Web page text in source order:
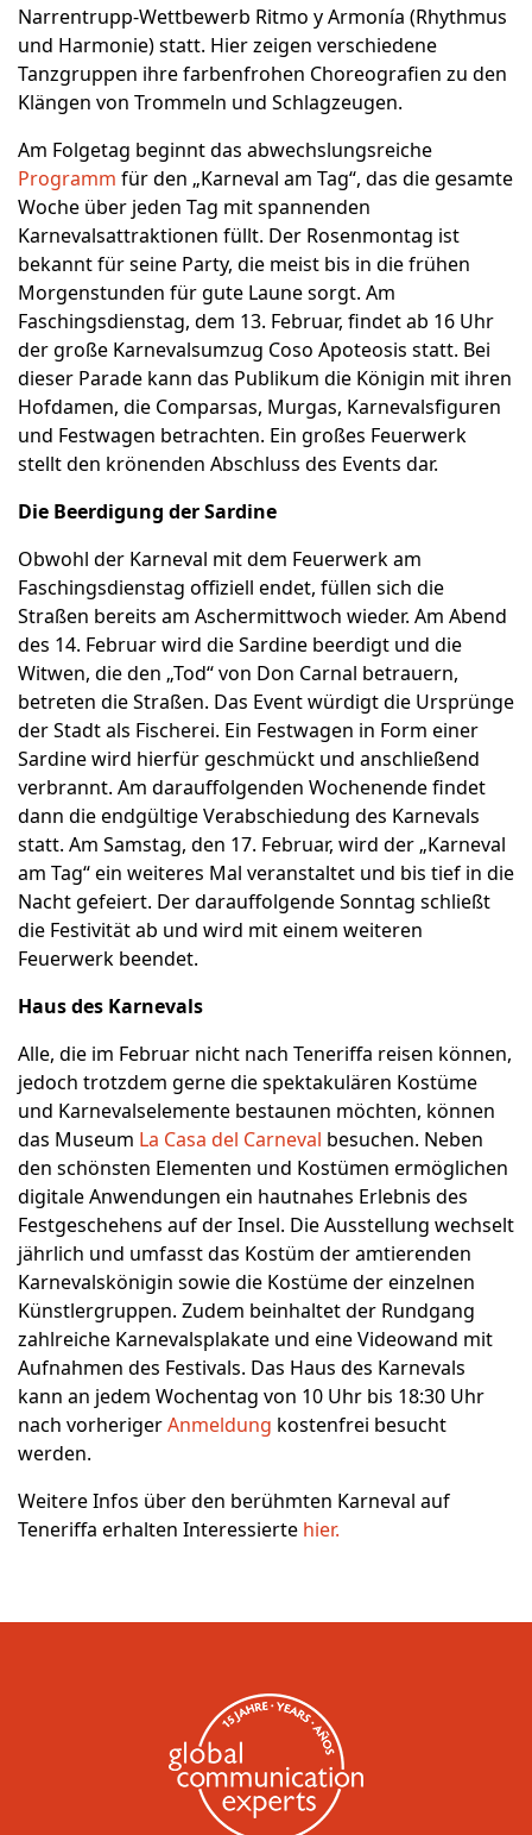
Narrentrupp-Wettbewerb Ritmo y Armonía (Rhythmus
und Harmonie) statt. Hier zeigen verschiedene
Tanzgruppen ihre farbenfrohen Choreografien zu den
Klängen von Trommeln und Schlagzeugen.
Am Folgetag beginnt das abwechslungsreiche
Programm für den „Karneval am Tag“, das die gesamte
Woche über jeden Tag mit spannenden
Karnevalsattraktionen füllt. Der Rosenmontag ist
bekannt für seine Party, die meist bis in die frühen
Morgenstunden für gute Laune sorgt. Am
Faschingsdienstag, dem 13. Februar, findet ab 16 Uhr
der große Karnevalsumzug Coso Apoteosis statt. Bei
dieser Parade kann das Publikum die Königin mit ihren
Hofdamen, die Comparsas, Murgas, Karnevalsfiguren
und Festwagen betrachten. Ein großes Feuerwerk
stellt den krönenden Abschluss des Events dar.
Die Beerdigung der Sardine
Obwohl der Karneval mit dem Feuerwerk am
Faschingsdienstag offiziell endet, füllen sich die
Straßen bereits am Aschermittwoch wieder. Am Abend
des 14. Februar wird die Sardine beerdigt und die
Witwen, die den „Tod“ von Don Carnal betrauern,
betreten die Straßen. Das Event würdigt die Ursprünge
der Stadt als Fischerei. Ein Festwagen in Form einer
Sardine wird hierfür geschmückt und anschließend
verbrannt. Am darauffolgenden Wochenende findet
dann die endgültige Verabschiedung des Karnevals
statt. Am Samstag, den 17. Februar, wird der „Karneval
am Tag“ ein weiteres Mal veranstaltet und bis tief in die
Nacht gefeiert. Der darauffolgende Sonntag schließt
die Festivität ab und wird mit einem weiteren
Feuerwerk beendet.
Haus des Karnevals
Alle, die im Februar nicht nach Teneriffa reisen können,
jedoch trotzdem gerne die spektakulären Kostüme
und Karnevalselemente bestaunen möchten, können
das Museum La Casa del Carneval besuchen. Neben
den schönsten Elementen und Kostümen ermöglichen
digitale Anwendungen ein hautnahes Erlebnis des
Festgeschehens auf der Insel. Die Ausstellung wechselt
jährlich und umfasst das Kostüm der amtierenden
Karnevalskönigin sowie die Kostüme der einzelnen
Künstlergruppen. Zudem beinhaltet der Rundgang
zahlreiche Karnevalsplakate und eine Videowand mit
Aufnahmen des Festivals. Das Haus des Karnevals
kann an jedem Wochentag von 10 Uhr bis 18:30 Uhr
nach vorherigerAnmeldung kostenfrei besucht
werden.
Weitere Infos über den berühmten Karneval auf
Teneriffa erhalten Interessierte hier.